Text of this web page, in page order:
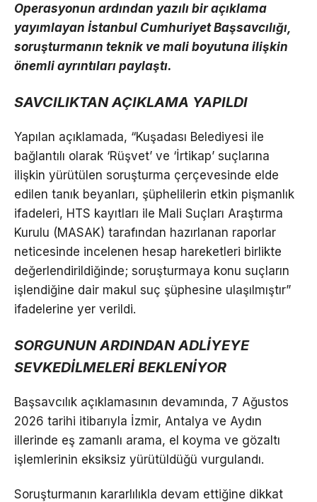
Operasyonun ardından yazılı bir açıklama
yayımlayan İstanbul Cumhuriyet Başsavcılığı,
soruşturmanın teknik ve mali boyutuna ilişkin
önemli ayrıntıları paylaştı.
SAVCILIKTAN AÇIKLAMA YAPILDI
Yapılan açıklamada, “Kuşadası Belediyesi ile
bağlantılı olarak ‘Rüşvet’ ve ‘İrtikap’ suçlarına
ilişkin yürütülen soruşturma çerçevesinde elde
edilen tanık beyanları, şüphelilerin etkin pişmanlık
ifadeleri, HTS kayıtları ile Mali Suçları Araştırma
Kurulu (MASAK) tarafından hazırlanan raporlar
neticesinde incelenen hesap hareketleri birlikte
değerlendirildiğinde; soruşturmaya konu suçların
işlendiğine dair makul suç şüphesine ulaşılmıştır”
ifadelerine yer verildi.
SORGUNUN ARDINDAN ADLİYEYE
SEVKEDİLMELERİ BEKLENİYOR
Başsavcılık açıklamasının devamında, 7 Ağustos
2026 tarihi itibarıyla İzmir, Antalya ve Aydın
illerinde eş zamanlı arama, el koyma ve gözaltı
işlemlerinin eksiksiz yürütüldüğü vurgulandı.
Soruşturmanın kararlılıkla devam ettiğine dikkat